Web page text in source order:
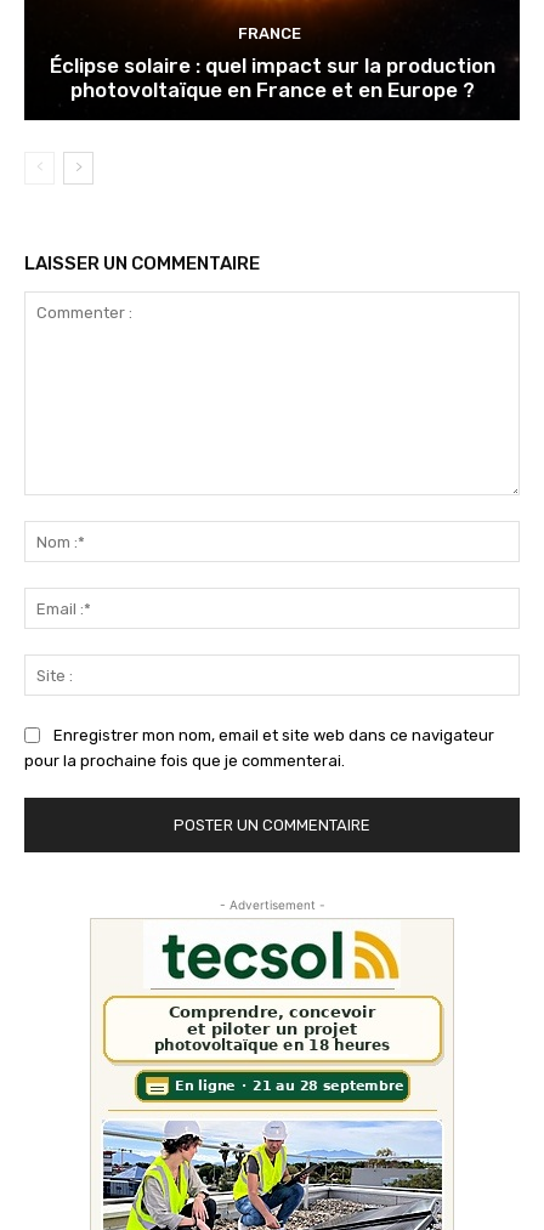
FRANCE
Éclipse solaire : quel impact sur la production
photovoltaïque en France et en Europe ?
LAISSER UN COMMENTAIRE
Enregistrer mon nom, email et site web dans ce navigateur
pour la prochaine fois que je commenterai.
- Advertisement -